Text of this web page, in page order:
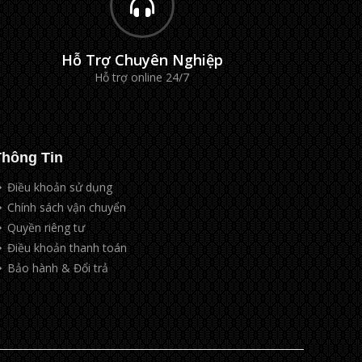
Hỗ Trợ Chuyên Nghiệp
Hỗ trợ online 24/7
Tin
Điều khoản sử dụng
Chính sách vận chuyển
Quyền riêng tư
Điều khoản thanh toán
Bảo hành & Đổi trả